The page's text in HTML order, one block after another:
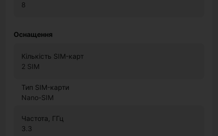
8
Оснащення
Кількість SIM-карт
2 SIM
Тип SIM-карти
Nano-SIM
Частота, ГГц
3.3